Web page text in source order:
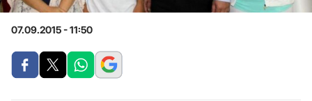
07.09.2015 - 11:50